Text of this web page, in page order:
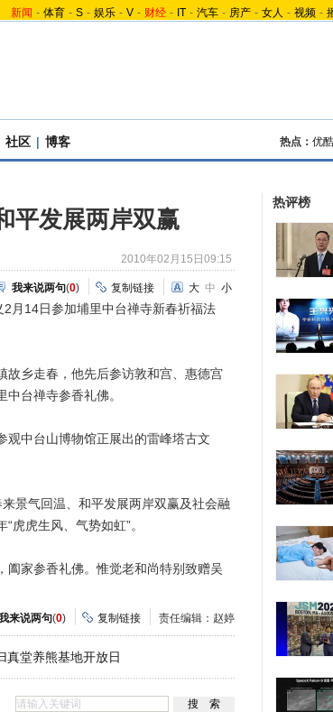
新闻 - 体育 - S - 娱乐 - V - 财经 - IT - 汽车 - 房产 - 女人 - 视频 -
社区 | 博客 热点： 优
平发展两岸双赢
2010年02月15日09:15
我来说两句(0) 复制链接 大 中 小
14日参加埔里中台禅寺新春祈福法
乡走春，他先后参访敦和宫、惠德宫
台禅寺参香礼佛。
中台山博物馆正展出的雷峰塔古文
气回温、和平发展两岸双赢及社会融
虎虎生风、气势如虹”。
家参香礼佛。惟觉老和尚特别致赠吴
来说两句(0) 复制链接 责任编辑：赵婷
真堂养熊基地开放日
热评榜